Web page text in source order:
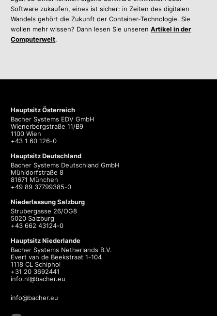
Software zukaufen, eines ist sicher: in Zeiten des digitalen
Wandels gehört die Zukunft der Container-Technologie. Sie
wollen mehr wissen? Dann lesen Sie unserenArtikel in der
Computerwelt.
Hauptsitz Österreich
Bacher Systems EDV GmbH
Wienerbergstraße 11/B9
1100 Wien
+43 1 60 126-0
Hauptsitz Deutschland
Bacher Systems Deutschland GmbH
Mühldorfstraße 8
81671 München
+49 89 37799385-0
Niederlassung Salzburg
Strubergasse 26/OG8
5020 Salzburg
+43 662 43124-0
Hauptsitz Niederlande
Bacher Systems Netherlands B.V.
Evert van de Beekstraat 1-104
1118 CL Schiphol
+31 20 3692441
info.nl@bacher.eu
info@bacher.eu